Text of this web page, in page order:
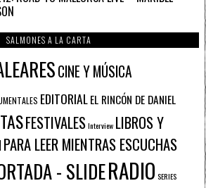
SALMONES A LA CARTA
CINE Y MÚSICA
EDITORIALEL RINCÓN DE DANIEL
FESTIVALESInterview LIBROS Y
PARA LEER MIENTRAS ESCUCHAS
- SLIDERADIO SERIES